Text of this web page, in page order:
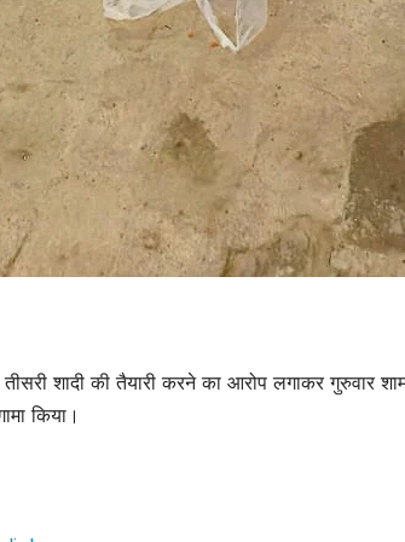
शादी की तैयारी करने का आरोप लगाकर गुरुवार
किया।